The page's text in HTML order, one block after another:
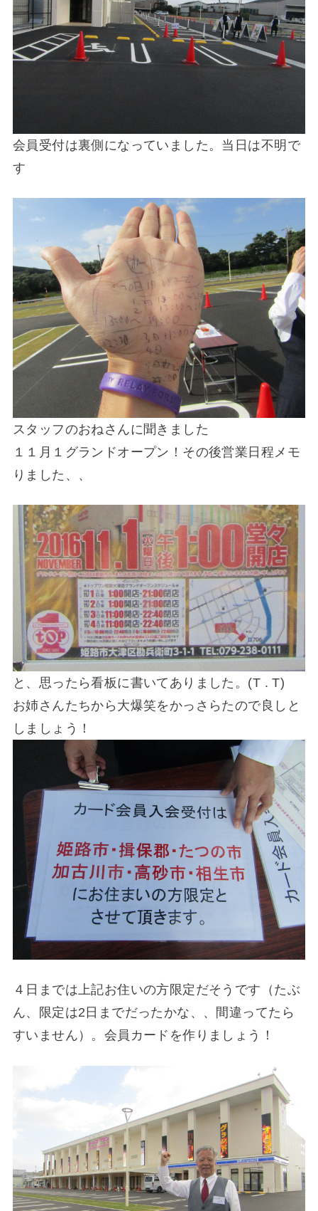
会員受付は裏側になっていました。当日は不明で
す
スタッフのおねさんに聞きました
１１月１グランドオープン！その後営業日程メモ
りました、、
と、思ったら看板に書いてありました。(T . T)
お姉さんたちから大爆笑をかっさらたので良しと
しましょう！
４日までは上記お住いの方限定だそうです（たぶ
ん、限定は2日までだったかな、、間違ってたら
すいません）。会員カードを作りましょう！